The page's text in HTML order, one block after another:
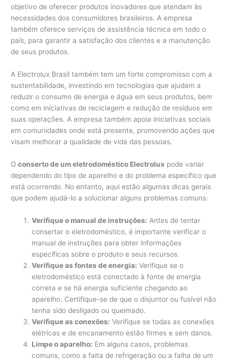
objetivo de oferecer produtos inovadores que atendam às
necessidades dos consumidores brasileiros. A empresa
também oferece serviços de assistência técnica em todo o
país, para garantir a satisfação dos clientes e a manutenção
de seus produtos.
A Electrolux Brasil também tem um forte compromisso com a
sustentabilidade, investindo em tecnologias que ajudam a
reduzir o consumo de energia e água em seus produtos, bem
como em iniciativas de reciclagem e redução de resíduos em
suas operações. A empresa também apoia iniciativas sociais
em comunidades onde está presente, promovendo ações que
visam melhorar a qualidade de vida das pessoas.
Oconserto de um eletrodoméstico Electrolux pode variar
dependendo do tipo de aparelho e do problema específico que
está ocorrendo. No entanto, aqui estão algumas dicas gerais
que podem ajudá-lo a solucionar alguns problemas comuns:
Verifique o manual de instruções: Antes de tentar
consertar o eletrodoméstico, é importante verificar o
manual de instruções para obter informações
específicas sobre o produto e seus recursos.
Verifique as fontes de energia: Verifique se o
eletrodoméstico está conectado à fonte de energia
correta e se há energia suficiente chegando ao
aparelho. Certifique-se de que o disjuntor ou fusível não
tenha sido desligado ou queimado.
Verifique as conexões: Verifique se todas as conexões
elétricas e de encanamento estão firmes e sem danos.
Limpe o aparelho: Em alguns casos, problemas
comuns, como a falta de refrigeração ou a falha de um